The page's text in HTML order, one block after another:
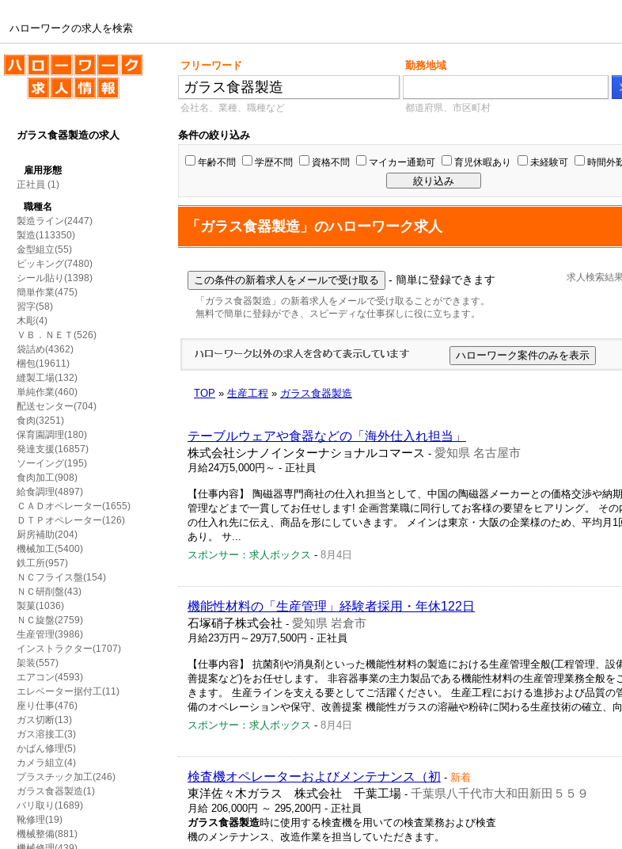
ハローワークの求人を検索
ハローワークの求人を検索 フリーワード 勤務地域
会社名、業種、職種など 都道府県、市区町村
ガラス食器製造の求人
雇用形態
正社員 (1)
職種名
製造ライン(2447)
製造(113350)
金型組立(55)
ピッキング(7480)
シール貼り(1398)
簡単作業(475)
習字(58)
木彫(4)
ＶＢ．ＮＥＴ(526)
袋詰め(4362)
梱包(19611)
縫製工場(132)
単純作業(460)
配送センター(704)
食肉(3251)
保育園調理(180)
発達支援(16857)
ソーイング(195)
食肉加工(908)
給食調理(4897)
ＣＡＤオペレーター(1655)
ＤＴＰオペレーター(126)
厨房補助(204)
機械加工(5400)
鉄工所(957)
ＮＣフライス盤(154)
ＮＣ研削盤(43)
製菓(1036)
ＮＣ旋盤(2759)
生産管理(3986)
インストラクター(1707)
架装(557)
エアコン(4593)
エレベーター据付工(11)
座り仕事(476)
ガス切断(13)
ガス溶接工(3)
かばん修理(5)
カメラ組立(4)
プラスチック加工(246)
ガラス食器製造(1)
バリ取り(1689)
靴修理(19)
機械整備(881)
条件の絞り込み
年齢不問 学歴不問 資格不問 マイカー通勤可 育児休暇あり 未経験可 時間外
「ガラス食器製造」のハローワーク求人
求人検索結
- 簡単に登録できます
「ガラス食器製造」の新着求人をメールで受け取ることができます。
無料で簡単に登録ができ、スピーディな仕事探しに役に立ちます。
TOP » 生産工程 » ガラス食器製造
テーブルウェアや食器などの「海外仕入れ担当」
株式会社シナノインターナショナルコマース - 愛知県 名古屋市
月給24万5,000円～ - 正社員
【仕事内容】 陶磁器専門商社の仕入れ担当として、中国の陶磁器メーカーとの価格交渉や納
管理などまで一貫してお任せします! 企画営業職に同行してお客様の要望をヒアリング。 その
の仕入れ先に伝え、商品を形にしていきます。 メインは東京・大阪の企業様のため、平均月1
あり。 サ...
スポンサー：求人ボックス - 8月4日
機能性材料の「生産管理」経験者採用・年休122日
石塚硝子株式会社 - 愛知県 岩倉市
月給23万円～29万7,500円 - 正社員
【仕事内容】 抗菌剤や消臭剤といった機能性材料の製造における生産管理全般(工程管理、設
善提案など)をお任せします。 非容器事業の主力製品である機能性材料の生産管理業務全般を
きます。 生産ラインを支える要としてご活躍ください。 生産工程における進捗および品質の
備のオペレーションや保守、改善提案 機能性ガラスの溶融や粉砕に関わる生産技術の確立、
スポンサー：求人ボックス - 8月4日
検査機オペレーターおよびメンテナンス（初 - 新着
東洋佐々木ガラス 株式会社 千葉工場 - 千葉県八千代市大和田新田５５９
月給 206,000円 ～ 295,200円 - 正社員
ガラス食器製造時に使用する検査機を用いての検査業務および検査
機のメンテナンス、改造作業を担当していただきます。